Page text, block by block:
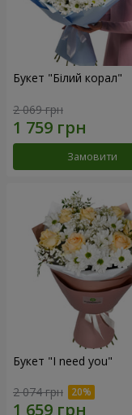
Букет "Білий корал"
2 069 грн
Замовити
Букет "I need you"
2 074 грн